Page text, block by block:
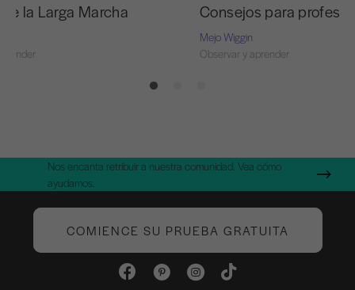
la Larga Marcha Consejos para
Mejo Wiggin
Observar y aprender
Nos encanta retribuir a nuestra comunidad. Vea cómo
ayudamos.
COMIENCE SU PRUEBA GRATUITA